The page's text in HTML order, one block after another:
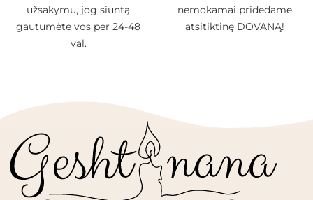
užsakymu, jog siuntą
gautumėte vos per 24-48
val.
nemokamai pridedame
atsitiktinę DOVANĄ!